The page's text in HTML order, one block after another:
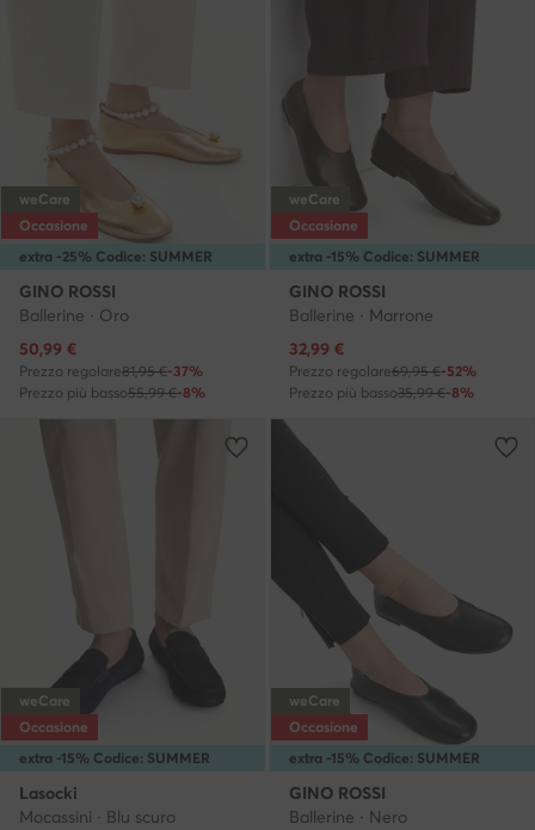
extra -25% Codice: SUMMER
weCare
Occasione
GINO ROSSI
Ballerine · Oro
Prezzo attuale
50,99 €
Prezzo regolare81,95 €-37%
Prezzo più basso55,99 €-8%
extra -15% Codice: SUMMER
weCare
Occasione
GINO ROSSI
Ballerine · Marrone
Prezzo attuale
32,99 €
Prezzo regolare69,95 €-52%
Prezzo più basso35,99 €-8%
extra -15% Codice: SUMMER
weCare
Occasione
Lasocki
Mocassini · Blu scuro
extra -15% Codice: SUMMER
weCare
Occasione
GINO ROSSI
Ballerine · Nero